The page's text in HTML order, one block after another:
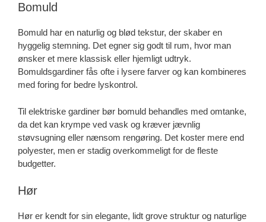
Bomuld
Bomuld har en naturlig og blød tekstur, der skaber en
hyggelig stemning. Det egner sig godt til rum, hvor man
ønsker et mere klassisk eller hjemligt udtryk.
Bomuldsgardiner fås ofte i lysere farver og kan kombineres
med foring for bedre lyskontrol.
Til elektriske gardiner bør bomuld behandles med omtanke,
da det kan krympe ved vask og kræver jævnlig
støvsugning eller nænsom rengøring. Det koster mere end
polyester, men er stadig overkommeligt for de fleste
budgetter.
Hør
Hør er kendt for sin elegante, lidt grove struktur og naturlige